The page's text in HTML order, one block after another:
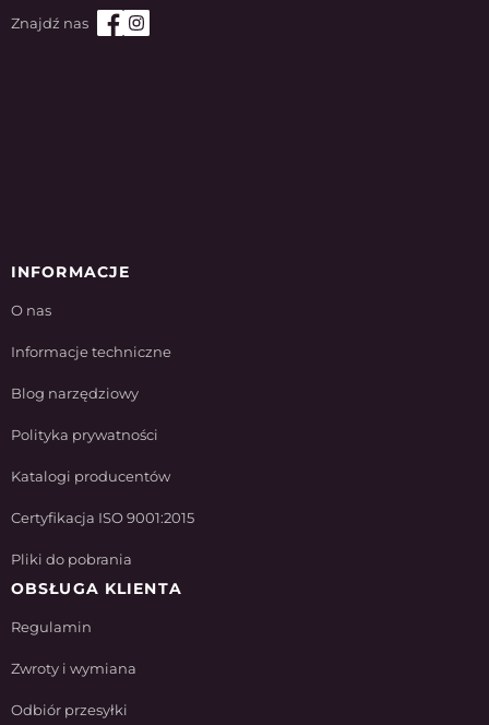
INFORMACJE
O nas
Informacje techniczne
Blog narzędziowy
Polityka prywatności
Katalogi producentów
Certyfikacja ISO 9001:2015
Pliki do pobrania
OBSŁUGA KLIENTA
Regulamin
Zwroty i wymiana
Odbiór przesyłki